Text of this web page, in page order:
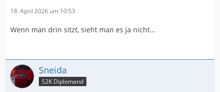
18. April 2026 um 10:53
Wenn man drin sitzt, sieht man es ja nicht...
Sneida
S2K Diplomand